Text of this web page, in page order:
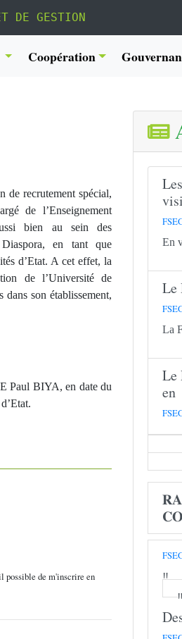
DE GESTION
Coopération
de recrutement spécial,
de l’Enseignement
bien au sein des
en tant que
d’Etat. A cet effet, la
de l’Université de
son établissement,
Paul BIYA, en date du
possible de m'inscrire en
En
Le
La
Le
en